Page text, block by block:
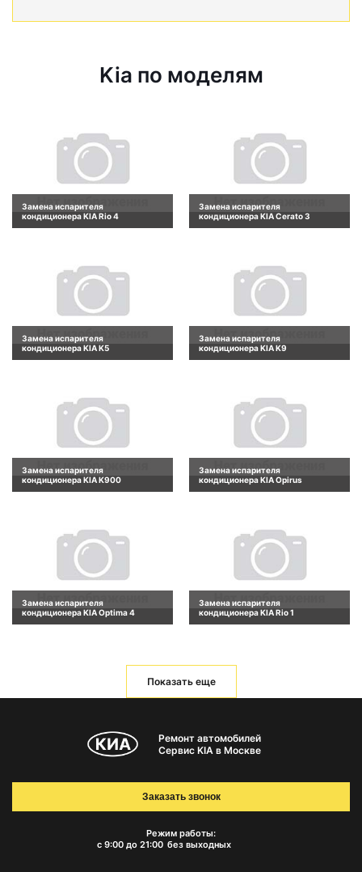
Kia по моделям
Замена испарителя
кондиционера KIA Rio 4
Замена испарителя
кондиционера KIA Cerato 3
Замена испарителя
кондиционера KIA K5
Замена испарителя
кондиционера KIA K9
Замена испарителя
кондиционера KIA K900
Замена испарителя
кондиционера KIA Opirus
Замена испарителя
кондиционера KIA Optima 4
Замена испарителя
кондиционера KIA Rio 1
Показать еще
Ремонт автомобилей
Сервис KIA в Москве
Режим работы:
с 9:00 до 21:00 без выходных
Заказать звонок